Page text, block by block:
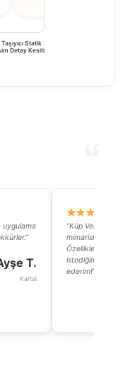
Statik
Detay Kesiti
uygulama
T.
Kartal
“Küp Verandanın
mimarisine harika
Özellikle sürgülü
istediğim zaman
ederim!”